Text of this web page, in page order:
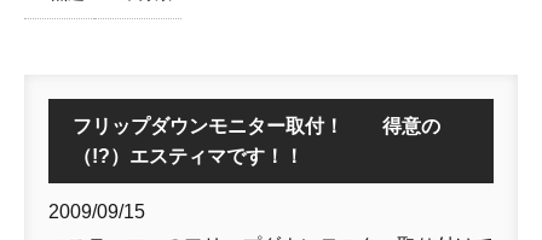
フリップダウンモニター取付！ 得意の
（!?）エスティマです！！
2009/09/15